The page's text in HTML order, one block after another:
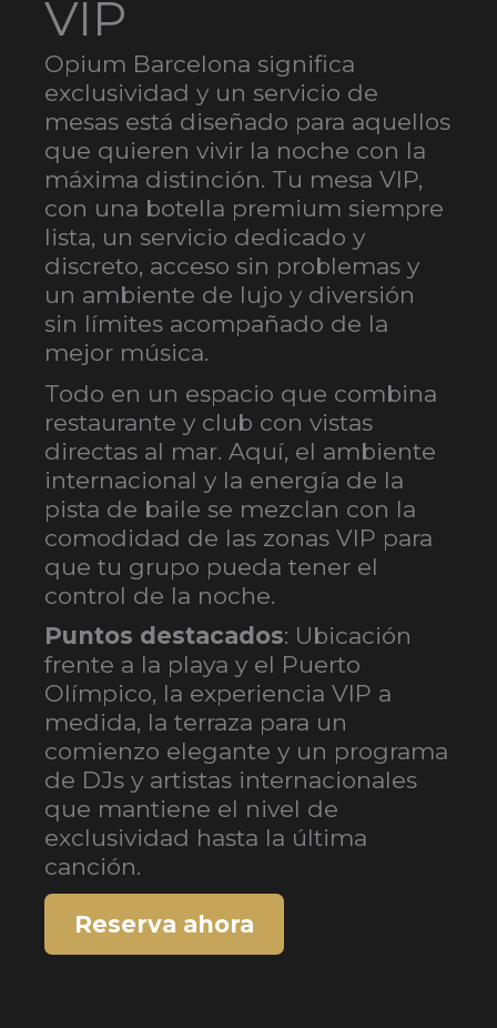
VIP
Opium Barcelona significa
exclusividad y un servicio de
mesas está diseñado para aquellos
que quieren vivir la noche con la
máxima distinción. Tu mesa VIP,
con una botella premium siempre
lista, un servicio dedicado y
discreto, acceso sin problemas y
un ambiente de lujo y diversión
sin límites acompañado de la
mejor música.
Todo en un espacio que combina
restaurante y club con vistas
directas al mar. Aquí, el ambiente
internacional y la energía de la
pista de baile se mezclan con la
comodidad de las zonas VIP para
que tu grupo pueda tener el
control de la noche.
Puntos destacados: Ubicación
frente a la playa y el Puerto
Olímpico, la experiencia VIP a
medida, la terraza para un
comienzo elegante y un programa
de DJs y artistas internacionales
que mantiene el nivel de
exclusividad hasta la última
canción.
Reserva ahora